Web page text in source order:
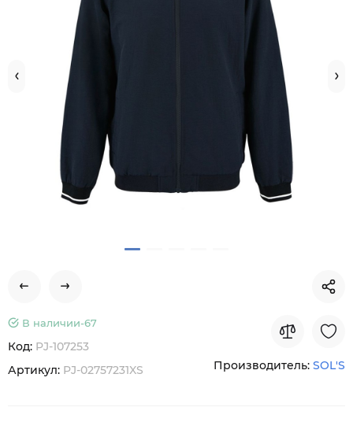
В наличии-67
Код: PJ-107253
Артикул: PJ-02757231XS Производитель: SOL'S